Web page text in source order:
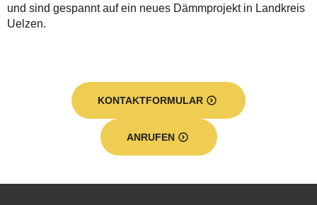
und sind gespannt auf ein neues Dämmprojekt in Landkreis
Uelzen.
KONTAKTFORMULAR
ANRUFEN